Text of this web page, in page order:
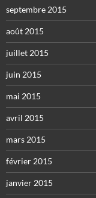
septembre 2015
août 2015
juillet 2015
juin 2015
mai 2015
avril 2015
mars 2015
février 2015
janvier 2015